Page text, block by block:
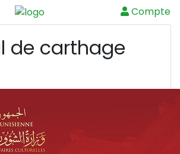
Compte
de carthage